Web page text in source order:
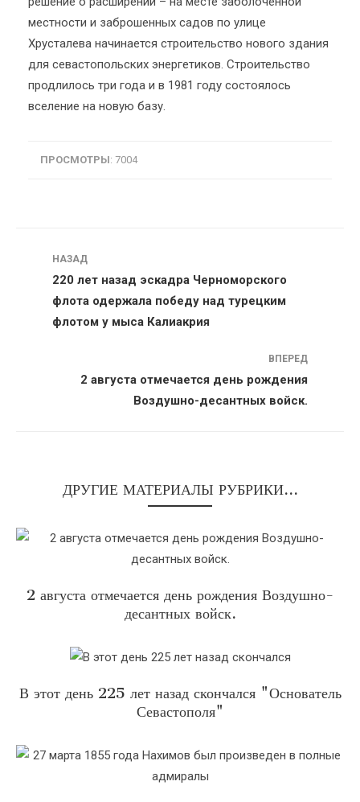
местности и заброшенных садов по улице
Хрусталева начинается строительство нового здания
для севастопольских энергетиков. Строительство
продлилось три года и в 1981 году состоялось
вселение на новую базу.
ПРОСМОТРЫ: 7004
Навигация
НАЗАД
220 лет назад эскадра Черноморского
флота одержала победу над турецким
флотом у мыса Калиакрия
ВПЕРЕД
2 августа отмечается день рождения
Воздушно-десантных войск.
ДРУГИЕ МАТЕРИАЛЫ РУБРИКИ...
2 августа отмечается день рождения Воздушно-
десантных войск.
В этот день 225 лет назад скончался "Основатель
Севастополя"